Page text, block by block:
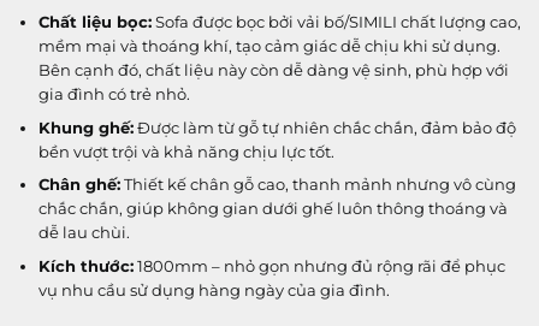
Chất liệu bọc:Sofa được bọc bởi vải bố/SIMILI chất lượng cao,
mềm mại và thoáng khí, tạo cảm giác dễ chịu khi sử dụng.
Bên cạnh đó, chất liệu này còn dễ dàng vệ sinh, phù hợp với
gia đình có trẻ nhỏ.
Khung ghế:Được làm từ gỗ tự nhiên chắc chắn, đảm bảo độ
bền vượt trội và khả năng chịu lực tốt.
Chân ghế:Thiết kế chân gỗ cao, thanh mảnh nhưng vô cùng
chắc chắn, giúp không gian dưới ghế luôn thông thoáng và
dễ lau chùi.
Kích thước:1800mm – nhỏ gọn nhưng đủ rộng rãi để phục
vụ nhu cầu sử dụng hàng ngày của gia đình.